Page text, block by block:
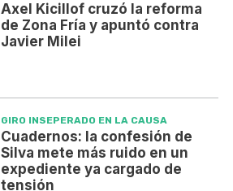
Axel Kicillof cruzó la reforma
de Zona Fría y apuntó contra
Javier Milei
GIRO INSEPERADO EN LA CAUSA
Cuadernos: la confesión de
Silva mete más ruido en un
expediente ya cargado de
tensión